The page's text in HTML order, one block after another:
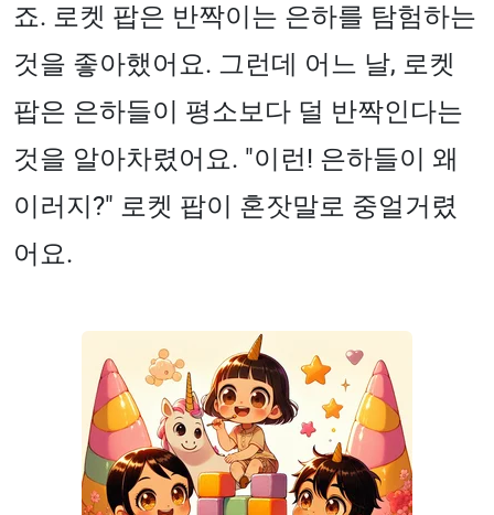
죠. 로켓 팝은 반짝이는 은하를 탐험하는
것을 좋아했어요. 그런데 어느 날, 로켓
팝은 은하들이 평소보다 덜 반짝인다는
것을 알아차렸어요. "이런! 은하들이 왜
이러지?" 로켓 팝이 혼잣말로 중얼거렸
어요.